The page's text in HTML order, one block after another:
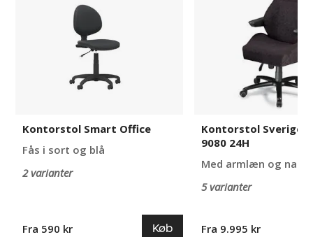
Kontorstol Smart Office
Fås i sort og blå
2 varianter
Fra 590 kr Køb
Kontorstol
9080 24H
Med armlæn og
5 varianter
Fra 9.995 kr